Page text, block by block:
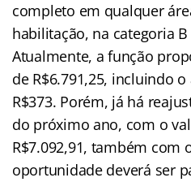
completo em qualquer
habilitação, na categoria
Atualmente, a função
de R$6.791,25, incluindo
R$373. Porém, já há
do próximo ano, com o
R$7.092,91, também com
oportunidade deverá ser